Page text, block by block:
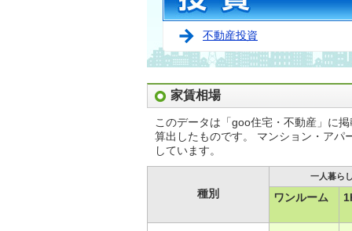
不動産投資
家賃相場
このデータは「goo住宅・不動産」に
算出したものです。 マンション・アパ
しています。
種別
一人暮ら
ワンルーム